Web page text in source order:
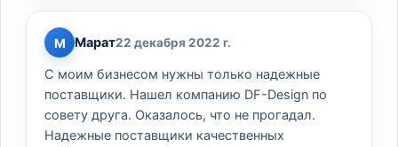
М Марат22 декабря 2022 г.
С моим бизнесом нужны только надежные
поставщики. Нашел компанию DF-Design по
совету друга. Оказалось, что не прогадал.
Надежные поставщики качественных